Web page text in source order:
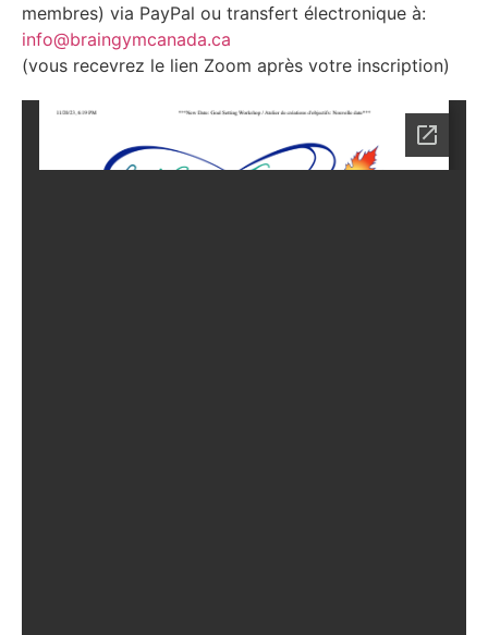
membres) via PayPal ou transfert électronique à:
info@braingymcanada.ca
(vous recevrez le lien Zoom après votre inscription)